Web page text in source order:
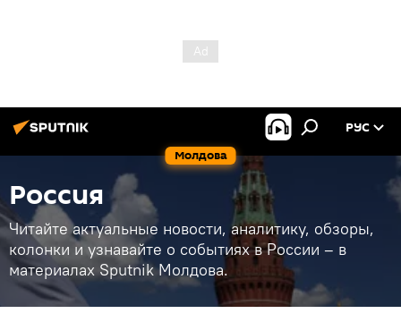
Молдова
РУС
Россия
Читайте актуальные новости, аналитику, обзоры,
колонки и узнавайте о событиях в России – в
материалах Sputnik Молдова.